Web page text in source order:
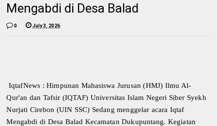
Mengabdi di Desa Balad
0 July 3, 2026
IqtafNews : Himpunan Mahasiswa Jurusan (HMJ) Ilmu Al-
Qur'an dan Tafsir (IQTAF) Universitas Islam Negeri Siber Syekh
Nurjati Cirebon (UIN SSC) Sedang menggelar acara Iqtaf
Mengabdi di Desa Balad Kecamatan Dukupuntang. Kegiatan